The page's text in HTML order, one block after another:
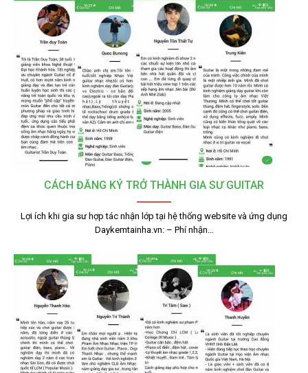
CÁCH ĐĂNG KÝ TRỞ THÀNH GIA SƯ GUITAR
Lợi ích khi gia sư hợp tác nhận lớp tại hệ thống website và ứng dụng
Daykemtainha.vn: – Phí nhận…